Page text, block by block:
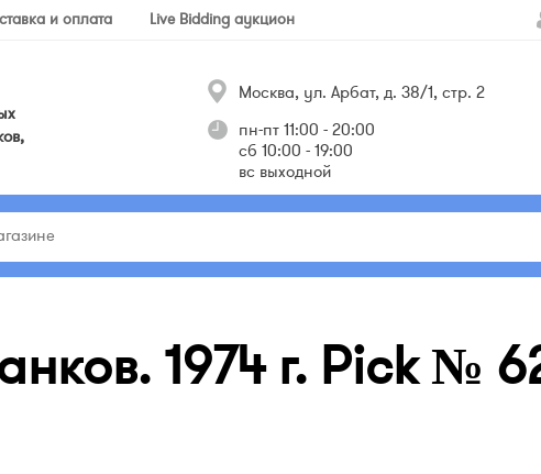
и оплата Live Bidding аукцион
Москва, ул. Арбат, д. 38/1, стр. 2
пн-пт 11:00 - 20:00
сб 10:00 - 19:00
вс выходной
1974 г. Pick №